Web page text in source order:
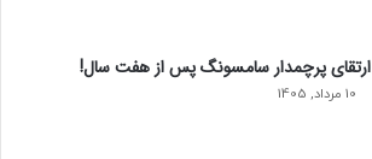
ارتقای پرچمدار سامسونگ پس از هفت سال!
10 مرداد, 1405